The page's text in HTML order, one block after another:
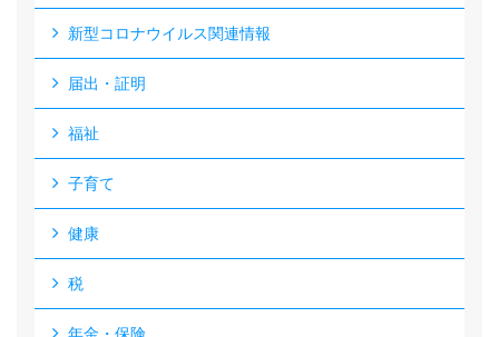
新型コロナウイルス関連情報
届出・証明
福祉
子育て
健康
税